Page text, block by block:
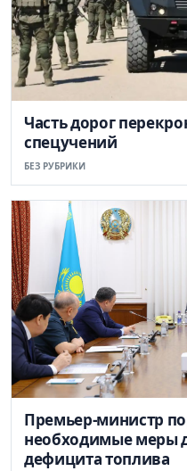
Часть дорог
спецучений
БЕЗ РУБРИКИ
Премьер-министр
необходимые меры
дефицита топлива